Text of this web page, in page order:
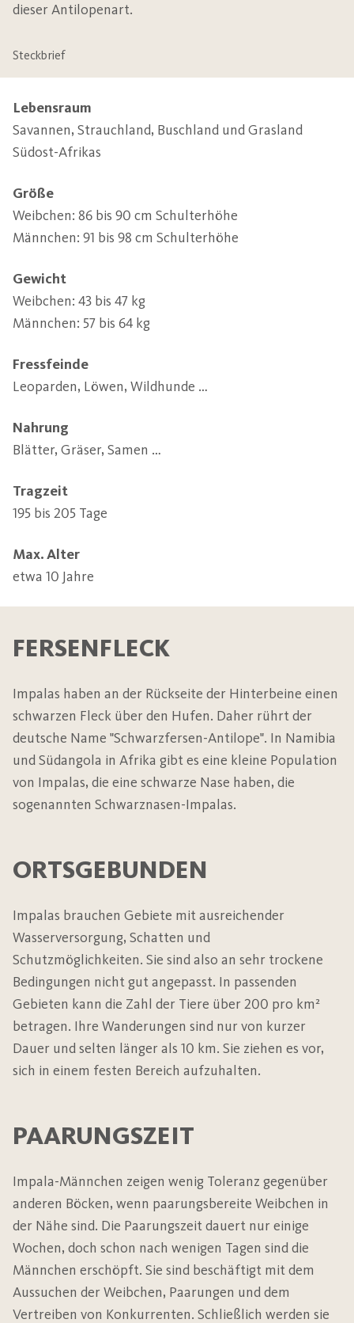
dieser Antilopenart.
Steckbrief
Lebensraum
Savannen, Strauchland, Buschland und Grasland
Südost-Afrikas
Größe
Weibchen: 86 bis 90 cm Schulterhöhe
Männchen: 91 bis 98 cm Schulterhöhe
Gewicht
Weibchen: 43 bis 47 kg
Männchen: 57 bis 64 kg
Fressfeinde
Leoparden, Löwen, Wildhunde …
Nahrung
Blätter, Gräser, Samen …
Tragzeit
195 bis 205 Tage
Max. Alter
etwa 10 Jahre
FERSENFLECK
Impalas haben an der Rückseite der Hinterbeine einen
schwarzen Fleck über den Hufen. Daher rührt der
deutsche Name "Schwarzfersen-Antilope". In Namibia
und Südangola in Afrika gibt es eine kleine Population
von Impalas, die eine schwarze Nase haben, die
sogenannten Schwarznasen-Impalas.
ORTSGEBUNDEN
Impalas brauchen Gebiete mit ausreichender
Wasserversorgung, Schatten und
Schutzmöglichkeiten. Sie sind also an sehr trockene
Bedingungen nicht gut angepasst. In passenden
Gebieten kann die Zahl der Tiere über 200 pro km²
betragen. Ihre Wanderungen sind nur von kurzer
Dauer und selten länger als 10 km. Sie ziehen es vor,
sich in einem festen Bereich aufzuhalten.
PAARUNGSZEIT
Impala-Männchen zeigen wenig Toleranz gegenüber
anderen Böcken, wenn paarungsbereite Weibchen in
der Nähe sind. Die Paarungszeit dauert nur einige
Wochen, doch schon nach wenigen Tagen sind die
Männchen erschöpft. Sie sind beschäftigt mit dem
Aussuchen der Weibchen, Paarungen und dem
Vertreiben von Konkurrenten. Schließlich werden sie